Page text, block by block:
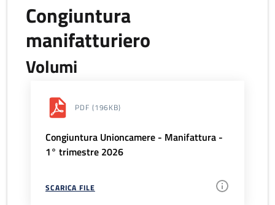
Congiuntura
manifatturiero
Volumi
PDF (196KB)
Congiuntura Unioncamere - Manifattura -
1° trimestre 2026
SCARICA FILE